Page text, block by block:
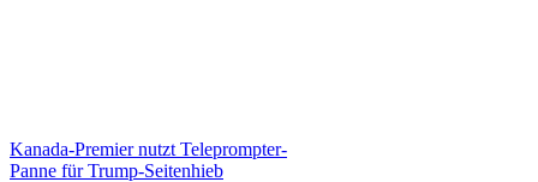
Kanada-Premier nutzt Teleprompter-
Panne für Trump-Seitenhieb